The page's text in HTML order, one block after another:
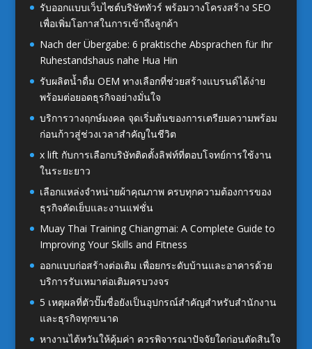
รับออกแบบเว็บไซต์บริษัททัวร์ พร้อมวางโครงสร้าง SEO
เพื่อเพิ่มโอกาสในการเข้าถึงลูกค้า
Nach der Übergabe: 6 praktische Absprachen für Ihr
Ruhestandshaus nahe Hua Hin
รับผลิตน้ำดื่ม OEM ทางเลือกที่ช่วยสร้างแบรนด์ได้ง่าย
พร้อมต่อยอดธุรกิจอย่างมั่นใจ
บริการวางฤกษ์มงคล จุดเริ่มต้นของการเตรียมความพร้อม
ก่อนก้าวสู่ช่วงเวลาสำคัญในชีวิต
x lift กับการเลือกบริษัทติดตั้งลิฟท์ที่ตอบโจทย์การใช้งาน
ในระยะยาว
เลือกแหล่งจำหน่ายผ้าคุณภาพ ครบทุกความต้องการของ
ธุรกิจตัดเย็บและงานแฟชั่น
Muay Thai Training Chiangmai: A Complete Guide to
Improving Your Skills and Fitness
ออกแบบก่อสร้างต่อเติม เพื่อยกระดับบ้านและอาคารด้วย
บริการรับเหมาต่อเติมครบวงจร
5 เหตุผลที่ตัวปั๊มชื่อยังเป็นอุปกรณ์สำคัญสำหรับสำนักงาน
และธุรกิจทุกขนาด
หางานไต้หวันให้คุ้มค่า ควรพิจารณาปัจจัยใดก่อนตัดสินใจ